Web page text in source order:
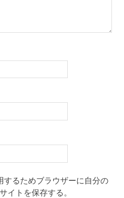
するためブラウザーに自分の
イトを保存する。